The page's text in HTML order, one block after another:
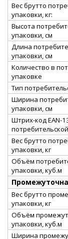
Вес брутто
упаковки, кг:
Высота
упаковки, см
Длина
упаковки, см
Количество в
упаковке
Тип
Ширина
упаковки, см
Штрих-код EAN-
Вес брутто
упаковки, кг
Объём
упаковки, куб.м
Вес брутто
упаковки, кг
Объём
упаковки, куб.м
Ширина